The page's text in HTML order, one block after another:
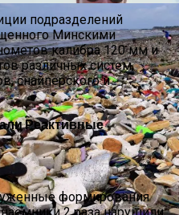
подразделений
Минскими
калибра 120 мм и
различных систем,
снайперского и
Реактивные
формирования
2 раза нарушили